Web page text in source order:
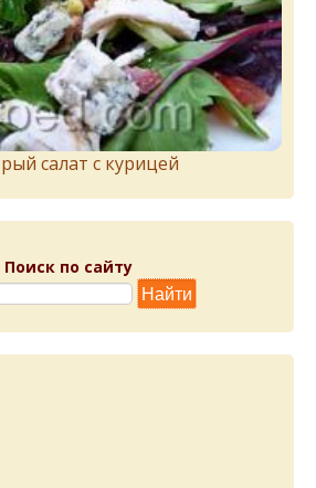
салат с курицей
Поиск по сайту